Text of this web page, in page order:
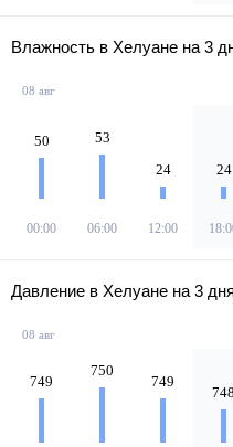
Влажность в Хелуане на 3
08 авг
50
00:00
53
06:00
24
12:00
24
Давление в Хелуане на 3
08 авг
749
750
749
748